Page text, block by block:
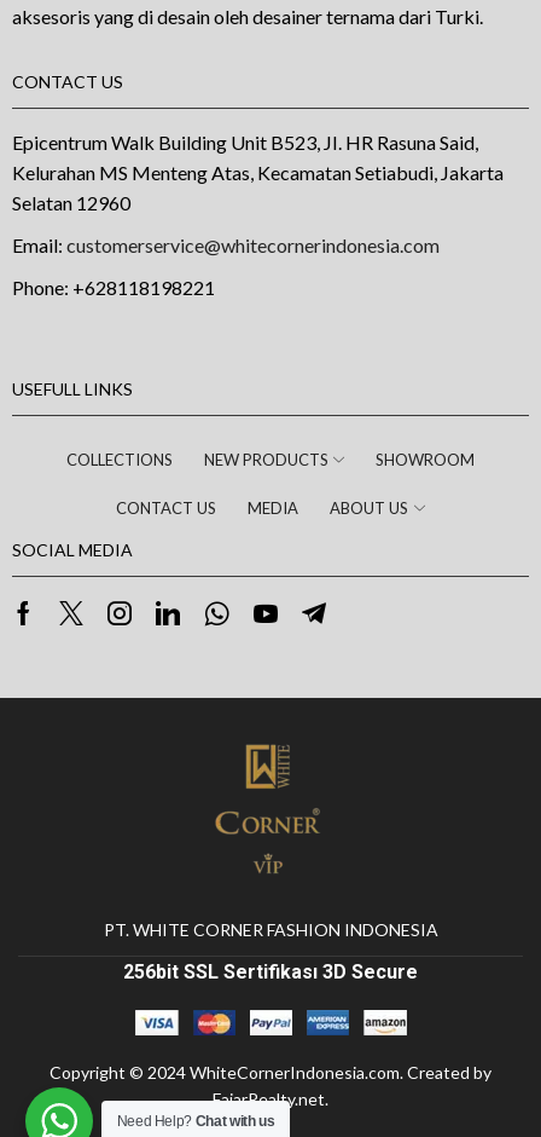
aksesoris yang di desain oleh desainer ternama dari Turki.
CONTACT US
Epicentrum Walk Building Unit B523, JI. HR Rasuna Said,
Kelurahan MS Menteng Atas, Kecamatan Setiabudi, Jakarta
Selatan 12960
Email: customerservice@whitecornerindonesia.com
Phone: +628118198221
USEFULL LINKS
COLLECTIONS NEW PRODUCTS SHOWROOM
CONTACT US MEDIA ABOUT US
SOCIAL MEDIA
PT. WHITE CORNER FASHION INDONESIA
256bit SSL Sertifikası 3D Secure
Copyright © 2024WhiteCornerIndonesia.com. Created by
FajarRealty.net.
Need Help? Chat with us